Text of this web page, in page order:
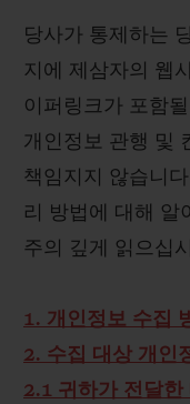
당사가 통제하는
지에 제삼자의 웹
이퍼링크가 포함
개인정보 관행 및
책임지지 않습니
리 방법에 대해 알
주의 깊게 읽으십
1. 개인정보 수집
2. 수집 대상 개인
2.1 귀하가 전달한